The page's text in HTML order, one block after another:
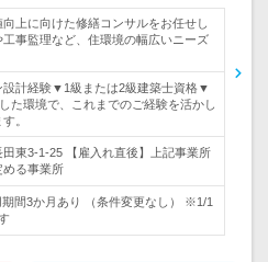
上に向けた修繕コンサルをお任せし
事監理など、住環境の幅広いニーズ
計経験▼1級または2級建築士資格▼
た環境で、これまでのご経験を活かし
。
東3-1-25 【雇入れ直後】上記事業所
める事業所
間3か月あり （条件変更なし） ※1/1